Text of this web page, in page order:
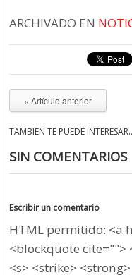
ARCHIVADO EN
« Artículo anterior
TAMBIÉN TE PUEDE
SIN COMENTARIOS
Escribir un comentario
HTML permitido: <a
<blockquote cite="">
<s> <strike> <strong>